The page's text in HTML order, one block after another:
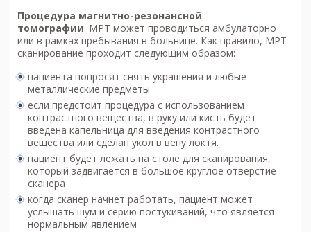
Процедура магнитно-резонансной
томографии. МРТ может проводиться амбулаторно
или в рамках пребывания в больнице. Как правило, МРТ-
сканирование проходит следующим образом:
пациента попросят снять украшения и любые
металлические предметы
если предстоит процедура с использованием
контрастного вещества, в руку или кисть будет
введена капельница для введения контрастного
вещества или сделан укол в вену локтя.
пациент будет лежать на столе для сканирования,
который задвигается в большое круглое отверстие
сканера
когда сканер начнет работать, пациент может
услышать шум и серию постукиваний, что является
нормальным явлением